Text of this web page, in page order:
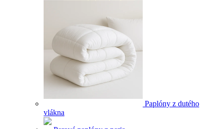
Paplóny z dutého
vlákna